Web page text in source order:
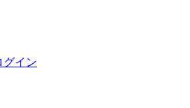
グイン